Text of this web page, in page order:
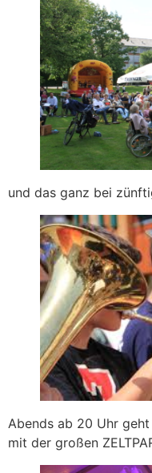
und das ganz bei
Abends ab 20 Uhr
mit der großen